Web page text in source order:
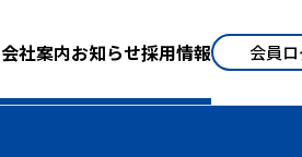
会社案内お知らせ採用情報 会員